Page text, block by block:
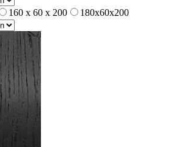
160 x 60 x 200 180x60x200